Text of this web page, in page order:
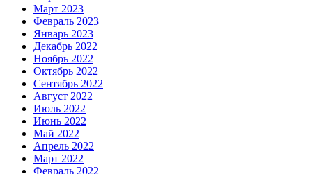
Март 2023
Февраль 2023
Январь 2023
Декабрь 2022
Ноябрь 2022
Октябрь 2022
Сентябрь 2022
Август 2022
Июль 2022
Июнь 2022
Май 2022
Апрель 2022
Март 2022
Февраль 2022